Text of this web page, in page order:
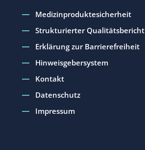
Medizinproduktesicherheit
Strukturierter Qualitätsbericht
Erklärung zur Barrierefreiheit
Hinweisgebersystem
Kontakt
Datenschutz
Impressum